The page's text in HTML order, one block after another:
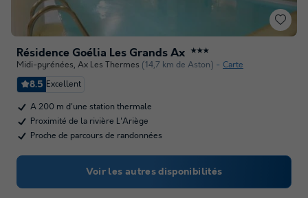
Résidence Goélia Les Grands Ax ★★★
Midi-pyrénées, Ax Les Thermes (14,7 km de Aston) Carte
8.5 Excellent
A 200 m d'une station thermale
Proximité de la rivière L'Ariège
Proche de parcours de randonnées
Voir les autres disponibilités